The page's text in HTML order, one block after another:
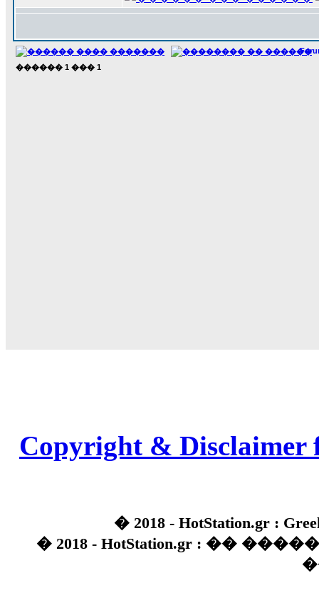
������ 1 ��� 1
Copyright & Disclaimer
� 2018 - HotStation.gr :
� 2018 - HotStation.gr : ��